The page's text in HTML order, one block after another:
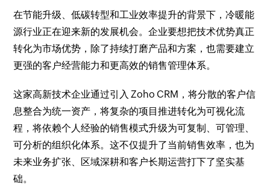
在节能升级、低碳转型和工业效率提升的背景下，冷暖能
源行业正在迎来新的发展机会。企业要想把技术优势真正
转化为市场优势，除了持续打磨产品和方案，也需要建立
更强的客户经营能力和更高效的销售管理体系。
这家高新技术企业通过引入 Zoho CRM，将分散的客户信
息整合为统一资产，将复杂的项目推进转化为可视化流
程，将依赖个人经验的销售模式升级为可复制、可管理、
可分析的组织化体系。这不仅提升了当前销售效率，也为
未来业务扩张、区域深耕和客户长期运营打下了坚实基
础。